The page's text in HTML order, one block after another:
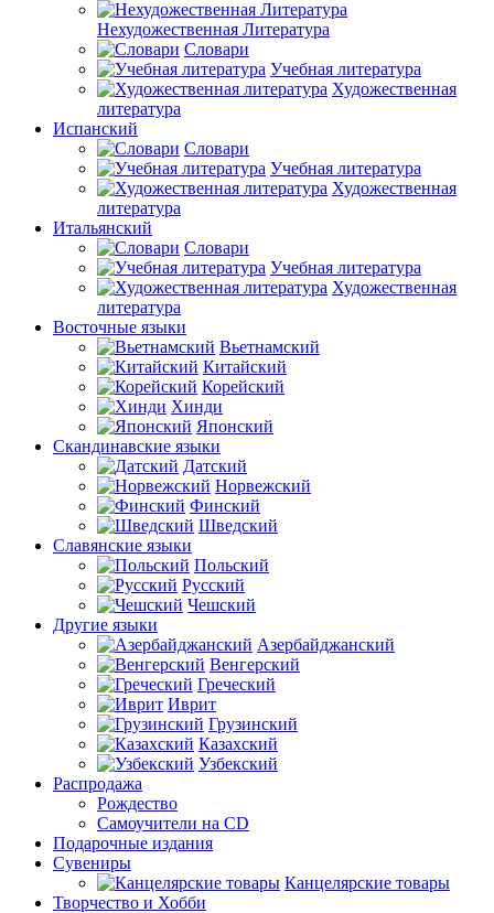
Нехудожественная Литература
Словари
Учебная литература
Художественная
литература
Испанский
Словари
Учебная литература
Художественная
литература
Итальянский
Словари
Учебная литература
Художественная
литература
Восточные языки
Вьетнамский
Китайский
Корейский
Хинди
Японский
Скандинавские языки
Датский
Норвежский
Финский
Шведский
Славянские языки
Польский
Русский
Чешский
Другие языки
Азербайджанский
Венгерский
Греческий
Иврит
Грузинский
Казахский
Узбекский
Распродажа
Рождество
Самоучители на CD
Подарочные издания
Сувениры
Канцелярские товары
Творчество и Хобби